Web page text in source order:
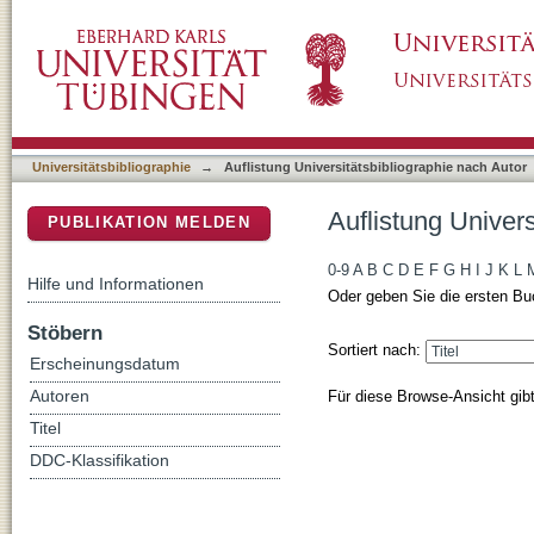
Universitätsbibliographie → Auflistung Universitätsbibliographie nach Autor
Auflistung
0-9 A B C D E F G H J K L
Oder geben Sie die ersten
Sortiert nach:
Für diese Browse-Ansicht
PUBLIKATION MELDEN
Hilfe und Informationen
Stöbern
Erscheinungsdatum
Autoren
Titel
DDC-Klassifikation